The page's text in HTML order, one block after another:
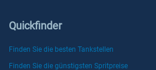
Quickfinder
Finden Sie die besten Tankstellen
Finden Sie die günstigsten Spritpreise